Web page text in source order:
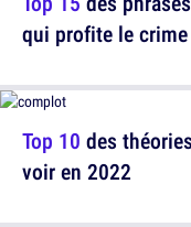
Top 10 des
voir en 2022
qui profite le crime